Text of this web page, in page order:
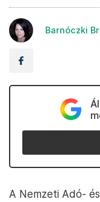
Barnóczki
A Nemzeti Adó-